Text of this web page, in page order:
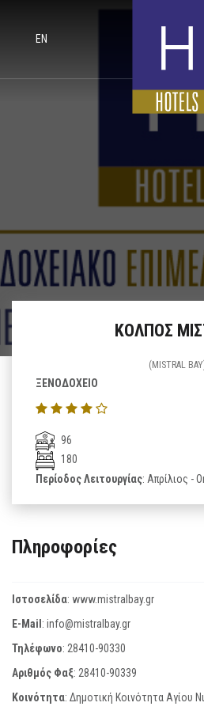
EN
ΚΟΛΠΟΣ
(MISTRAL
ΞΕΝΟΔΟΧΕΙΟ
96
180
Περίοδος Λειτουργίας: Απρίλιος -
Πληροφορίες
Ιστοσελίδα: www.mistralbay.gr
E-Mail: info@mistralbay.gr
Τηλέφωνο: 28410-90330
Αριθμός Φαξ: 28410-90339
Κοινότητα: Δημοτική Κοινότητα Αγίου